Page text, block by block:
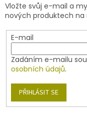
Vložte svůj e-mail a
nových produktech na
E-mail
Zadáním e-mailu
osobních údajů.
PŘIHLÁSIT SE